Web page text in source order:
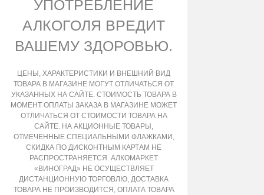
УПОТРЕБЛЕНИЕ
АЛКОГОЛЯ ВРЕДИТ
ВАШЕМУ ЗДОРОВЬЮ.
ЦЕНЫ, ХАРАКТЕРИСТИКИ И ВНЕШНИЙ ВИД
ТОВАРА В МАГАЗИНЕ МОГУТ ОТЛИЧАТЬСЯ ОТ
УКАЗАННЫХ НА САЙТЕ. СТОИМОСТЬ ТОВАРА В
МОМЕНТ ОПЛАТЫ ЗАКАЗА В МАГАЗИНЕ МОЖЕТ
ОТЛИЧАТЬСЯ ОТ СТОИМОСТИ ТОВАРА НА
САЙТЕ. НА АКЦИОННЫЕ ТОВАРЫ,
ОТМЕЧЕННЫЕ СПЕЦИАЛЬНЫМИ ФЛАЖКАМИ,
СКИДКА ПО ДИСКОНТНЫМ КАРТАМ НЕ
РАСПРОСТРАНЯЕТСЯ. АЛКОМАРКЕТ
«ВИНОГРАД» НЕ ОСУЩЕСТВЛЯЕТ
ДИСТАНЦИОННУЮ ТОРГОВЛЮ, ДОСТАВКА
ТОВАРА НЕ ПРОИЗВОДИТСЯ, ОПЛАТА ТОВАРА